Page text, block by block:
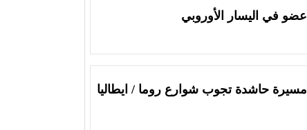
عضو في اليسار الأوروبي
مسيرة حاشدة تجوب شوارع روما / ايطاليا